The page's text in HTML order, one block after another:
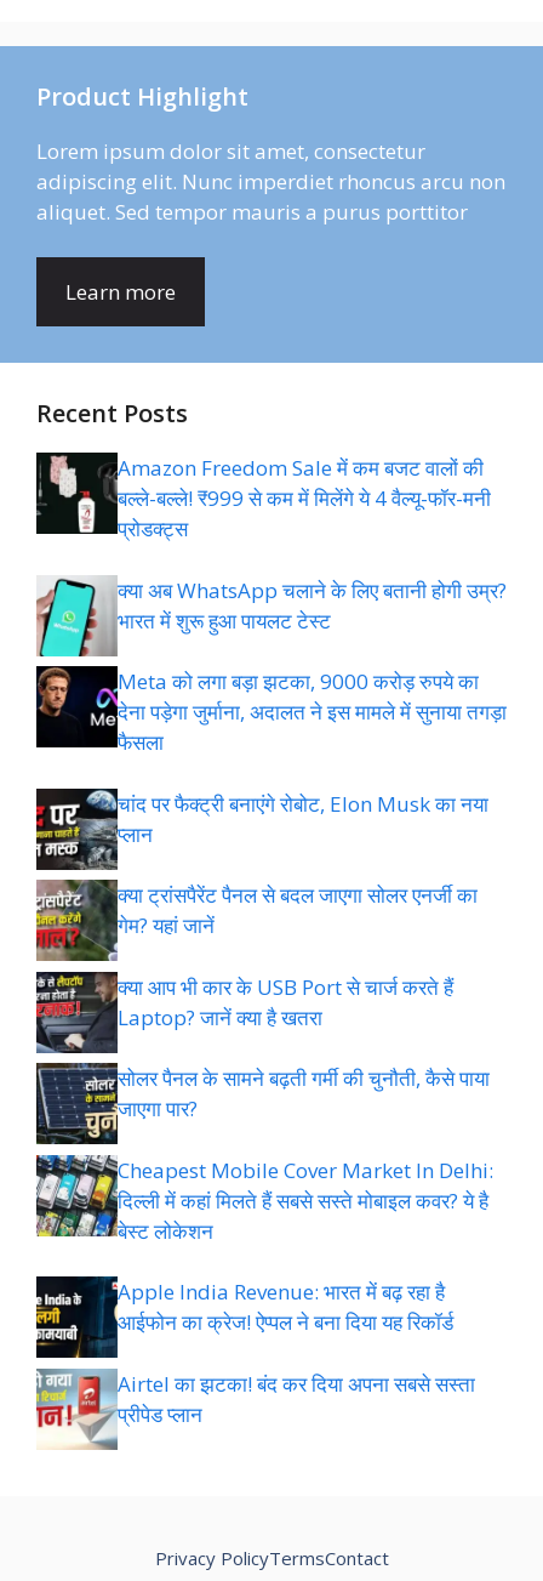
Product Highlight
Lorem ipsum dolor sit amet, consectetur
adipiscing elit. Nunc imperdiet rhoncus arcu non
aliquet. Sed tempor mauris a purus porttitor
Learn more
Recent Posts
Amazon Freedom Sale में कम बजट वालों की
बल्ले-बल्ले! ₹999 से कम में मिलेंगे ये 4 वैल्यू-फॉर-मनी
प्रोडक्ट्स
क्या अब WhatsApp चलाने के लिए बतानी होगी उम्र?
भारत में शुरू हुआ पायलट टेस्ट
Meta को लगा बड़ा झटका, 9000 करोड़ रुपये का
देना पड़ेगा जुर्माना, अदालत ने इस मामले में सुनाया तगड़ा
फैसला
चांद पर फैक्ट्री बनाएंगे रोबोट, Elon Musk का नया
प्लान
क्या ट्रांसपैरेंट पैनल से बदल जाएगा सोलर एनर्जी का
गेम? यहां जानें
क्या आप भी कार के USB Port से चार्ज करते हैं
Laptop? जानें क्या है खतरा
सोलर पैनल के सामने बढ़ती गर्मी की चुनौती, कैसे पाया
जाएगा पार?
Cheapest Mobile Cover Market In Delhi:
दिल्ली में कहां मिलते हैं सबसे सस्ते मोबाइल कवर? ये है
बेस्ट लोकेशन
Apple India Revenue: भारत में बढ़ रहा है
आईफोन का क्रेज! ऐप्पल ने बना दिया यह रिकॉर्ड
Airtel का झटका! बंद कर दिया अपना सबसे सस्ता
प्रीपेड प्लान
Privacy PolicyTermsContact